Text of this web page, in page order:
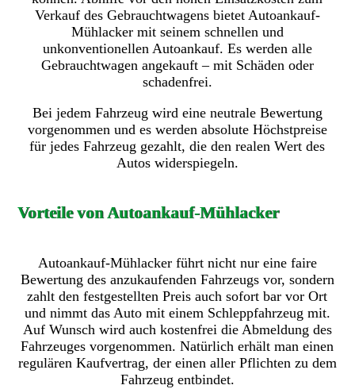
Verkauf des Gebrauchtwagens bietet Autoankauf-
Mühlacker mit seinem schnellen und
unkonventionellen Autoankauf. Es werden alle
Gebrauchtwagen angekauft – mit Schäden oder
schadenfrei.
Bei jedem Fahrzeug wird eine neutrale Bewertung
vorgenommen und es werden absolute Höchstpreise
für jedes Fahrzeug gezahlt, die den realen Wert des
Autos widerspiegeln.
Vorteile von Autoankauf-Mühlacker
Autoankauf-Mühlacker führt nicht nur eine faire
Bewertung des anzukaufenden Fahrzeugs vor, sondern
zahlt den festgestellten Preis auch sofort bar vor Ort
und nimmt das Auto mit einem Schleppfahrzeug mit.
Auf Wunsch wird auch kostenfrei die Abmeldung des
Fahrzeuges vorgenommen. Natürlich erhält man einen
regulären Kaufvertrag, der einen aller Pflichten zu dem
Fahrzeug entbindet.